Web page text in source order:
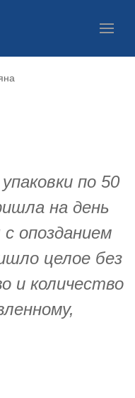
по 50
на день
опозданием
целое без
и количество